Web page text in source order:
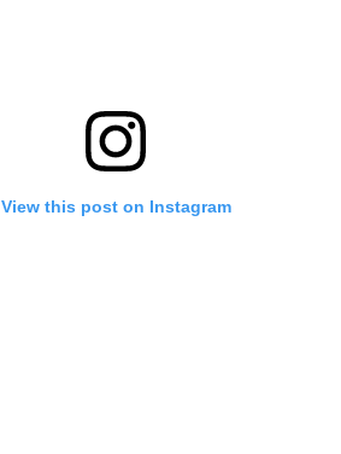
View this post on Instagram